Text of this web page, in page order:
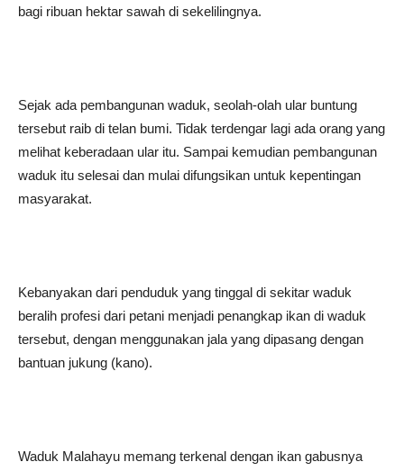
bagi ribuan hektar sawah di sekelilingnya.
Sejak ada pembangunan waduk, seolah-olah ular buntung
tersebut raib di telan bumi. Tidak terdengar lagi ada orang yang
melihat keberadaan ular itu. Sampai kemudian pembangunan
waduk itu selesai dan mulai difungsikan untuk kepentingan
masyarakat.
Kebanyakan dari penduduk yang tinggal di sekitar waduk
beralih profesi dari petani menjadi penangkap ikan di waduk
tersebut, dengan menggunakan jala yang dipasang dengan
bantuan jukung (kano).
Waduk Malahayu memang terkenal dengan ikan gabusnya